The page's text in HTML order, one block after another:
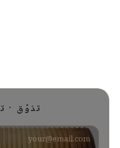
تذوّق ·